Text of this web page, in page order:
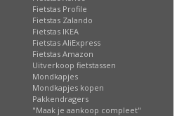
Fietstas Profile
Fietstas Zalando
Fietstas IKEA
Fietstas AliExpress
Fietstas Amazon
Uitverkoop fietstassen
Mondkapjes
Mondkapjes kopen
Pakkendragers
"Maak je aankoop compleet"